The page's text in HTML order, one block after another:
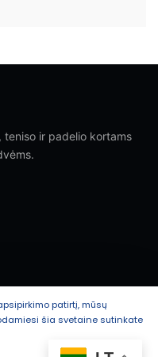
teniso ir padelio kortams
patirtį, mūsų
šia svetaine sutinkate